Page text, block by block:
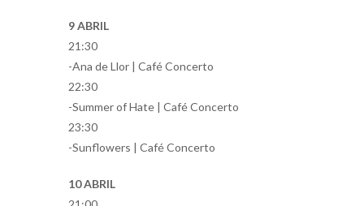
9 ABRIL
21:30
-Ana de Llor | Café Concerto
22:30
-Summer of Hate | Café Concerto
23:30
-Sunflowers | Café Concerto
10 ABRIL